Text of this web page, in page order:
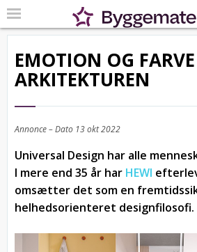
EMOTION OG
ARKITEKTUREN
Annonce – Dato 13 okt 2022
Universal Design har alle
I mere end 35 år har HEWI
omsætter det som en
helhedsorienteret designfilosofi.